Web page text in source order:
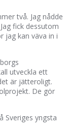
två. Jag nådde
fick dessutom
jag kan väva in i
utveckla ett
är jätteroligt.
De gör
Sveriges yngsta